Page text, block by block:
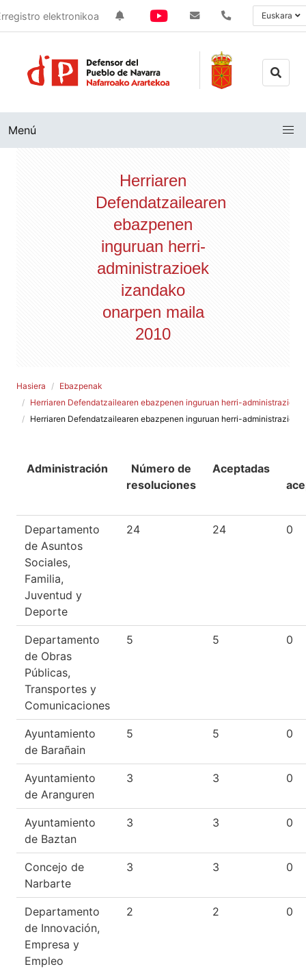
elektronikoa Euskara
Menú
Herriaren
Defendatzailearen
ebazpenen
inguruan herri-
administrazioek
izandako
onarpen maila
2010
Hasiera
Ebazpenak
Herriaren Defendatzailearen ebazpenen inguruan herri-
Herriaren Defendatzailearen ebazpenen inguruan herri-
Administración
Número de
resoluciones
Aceptadas
Departamento
de Asuntos
Sociales,
Familia,
Juventud y
Deporte
24 24 0
Departamento
de Obras
Públicas,
Transportes y
Comunicaciones
5 5 0
Ayuntamiento
de Barañain
5 5 0
Ayuntamiento
de Aranguren
3 3 0
Ayuntamiento
de Baztan
3 3 0
Concejo de
Narbarte
3 3 0
Departamento
de Innovación,
Empresa y
Empleo
2 2 0